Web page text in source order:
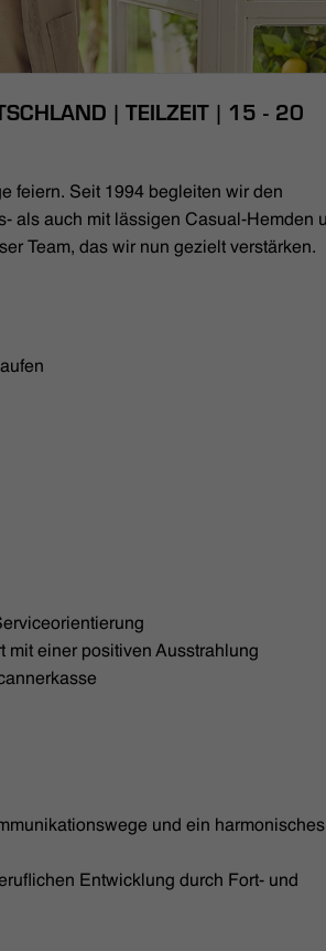
| TEILZEIT | 15 - 20
feiern. Seit 1994 begleiten wir den
als auch mit lässigen Casual-Hemden
Team, das wir nun gezielt verstärken.
mit einer positiven Ausstrahlung
und ein harmonisches
Entwicklung durch Fort- und